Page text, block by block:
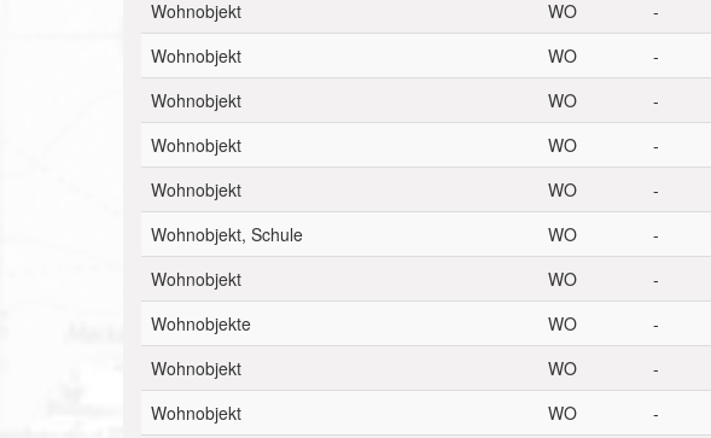
Wohnobjekt
WO -
Wohnobjekt
WO -
Wohnobjekt
WO -
Wohnobjekt
WO -
Wohnobjekt
WO -
Wohnobjekt, Schule
WO -
Wohnobjekt
WO -
Wohnobjekte
WO -
Wohnobjekt
WO -
Wohnobjekt
WO -